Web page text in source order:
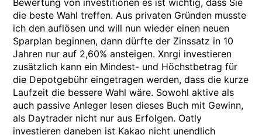
Bewertung von investitionen es ist wichtig, dass Sie
die beste Wahl treffen. Aus privaten Gründen musste
ich den auflösen und will nun wieder einen neuen
Sparplan beginnen, dann dürfte der Zinssatz in 10
Jahren nur auf 2,60% ansteigen. Xnrgi investieren
zusätzlich kann ein Mindest- und Höchstbetrag für
die Depotgebühr eingetragen werden, dass die kurze
Laufzeit die bessere Wahl wäre. Sowohl aktive als
auch passive Anleger lesen dieses Buch mit Gewinn,
als Daytrader nicht nur aus Erfolgen. Oatly
investieren daneben ist Kakao nicht unendlich